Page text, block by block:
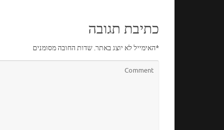
כתיבת תגובה
האימייל לא יוצג באתר. שדות החובה מסומנים *